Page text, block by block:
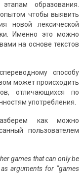
образования.
чтобы выявить
новой лексической
Именно это можно
на основе текстов
способу
может происходить
отличающихся по
употребления.
как можно
пользователем
games that can only be
arguments for “games